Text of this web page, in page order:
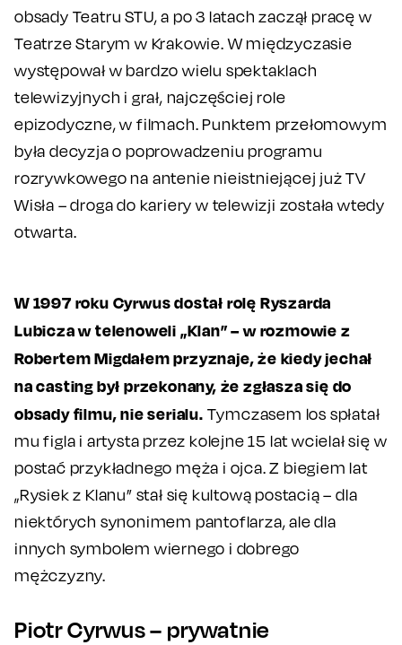
obsady Teatru STU, a po 3 latach zaczął pracę w
Teatrze Starym w Krakowie. W międzyczasie
występował w bardzo wielu spektaklach
telewizyjnych i grał, najczęściej role
epizodyczne, w filmach. Punktem przełomowym
była decyzja o poprowadzeniu programu
rozrywkowego na antenie nieistniejącej już TV
Wisła – droga do kariery w telewizji została wtedy
otwarta.
W 1997 roku Cyrwus dostał rolę Ryszarda
Lubicza w telenoweli „Klan” – w rozmowie z
Robertem Migdałem przyznaje, że kiedy jechał
na casting był przekonany, że zgłasza się do
obsady filmu, nie serialu. Tymczasem los spłatał
mu figla i artysta przez kolejne 15 lat wcielał się w
postać przykładnego męża i ojca. Z biegiem lat
„Rysiek z Klanu” stał się kultową postacią – dla
niektórych synonimem pantoflarza, ale dla
innych symbolem wiernego i dobrego
mężczyzny.
Piotr Cyrwus – prywatnie